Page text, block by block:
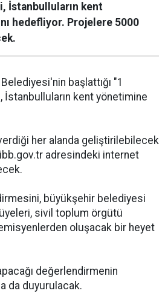
İstanbulluların kent
hedefliyor. Projelere 5000
başlattığı "1
kent yönetimine
her alanda geliştirilebilecek
adresindeki internet
büyükşehir belediyesi
sivil toplum örgütü
oluşacak bir heyet
değerlendirmenin
da duyurulacak.